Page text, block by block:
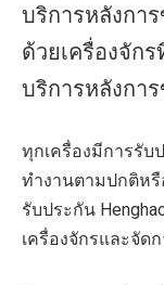
บริการหลังกา
ด้วยเครื่องจัก
บริการหลังกา
ทุกเครื่องมีการรับ
ทำงานตามปกติหรื
รับประกัน
เครื่องจักรและจัด